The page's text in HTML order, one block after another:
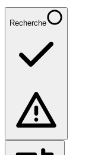
Recherche